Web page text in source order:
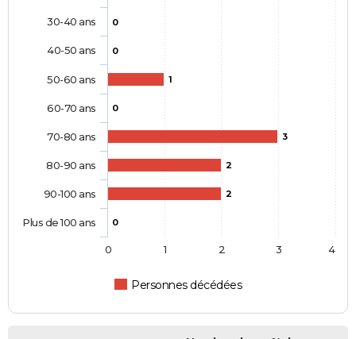
0
0
1
0
3
2
2
0
Personnes décédées
30-40 ans
40-50 ans
50-60 ans
60-70 ans
70-80 ans
80-90 ans
90-100 ans
Plus de 100 ans
0 1 2 3 4